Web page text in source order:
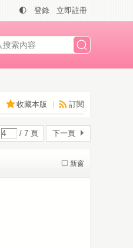
🌓 登錄 立即註冊
索
收藏本版 訂閱
/ 7 頁 下一頁
新窗